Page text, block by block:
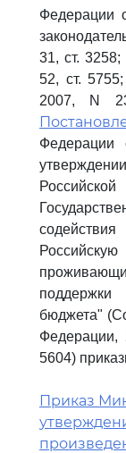
Федерации
31, ст.
52, ст.
2007, N
бюджета"
Федерации,
5604)
Приказ